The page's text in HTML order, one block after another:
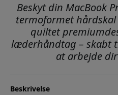
Beskyt din MacBook
termoformet
quiltet
læderhåndtag – skabt
at arbejde
Beskrivelse